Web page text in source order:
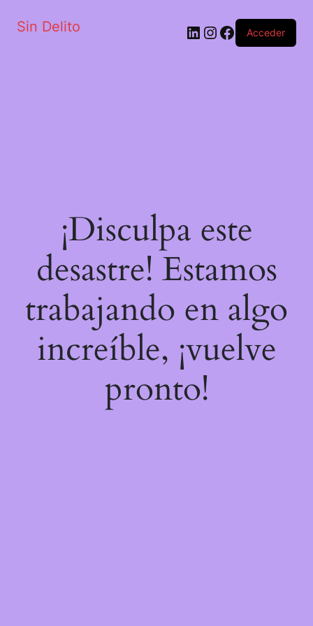
Sin Delito Acceder
¡Disculpa este
desastre! Estamos
trabajando en algo
increíble, ¡vuelve
pronto!